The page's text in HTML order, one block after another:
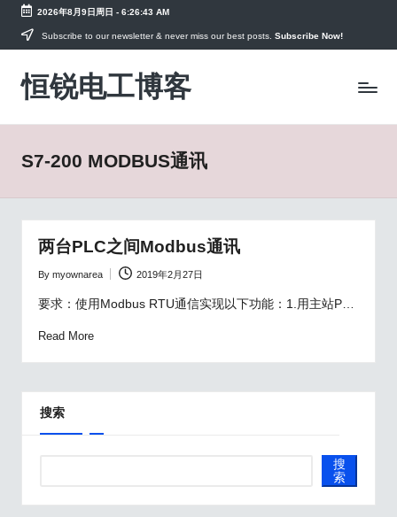
Skip
content
2026年8月9日周日 - 6:26:43 AM
Subscribe to our newsletter & never miss our best posts. Subscribe Now!
恒锐电工博客
电
工
PLC
S7-200 MODBUS通讯
两台PLC之间Modbus通讯
Posted
by
By myownarea 2019年2月27日
要求：使用Modbus RTU通信实现以下功能：1.用主站P…
Read More
搜索
搜
索